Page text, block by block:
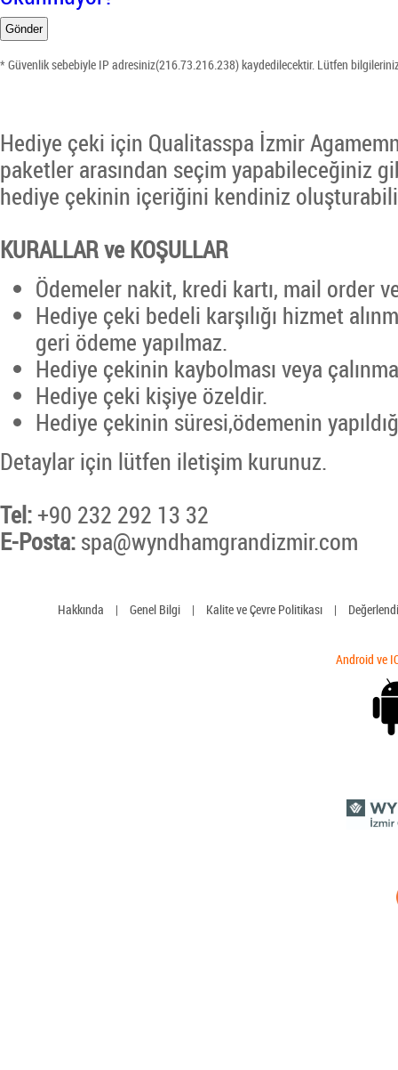
* Güvenlik sebebiyle IP adresiniz(216.73.216.238) kaydedilecektir. Lütfen
Hediye çeki için Qualitasspa İzmir
paketler arasından seçim yapabileceğiniz
hediye çekinin içeriğini kendiniz
KURALLAR ve KOŞULLAR
Ödemeler nakit, kredi kartı, mail order
Hediye çeki bedeli karşılığı hizmet
geri ödeme yapılmaz.
Hediye çekinin kaybolması veya
Hediye çeki kişiye özeldir.
Hediye çekinin süresi,ödemenin
Detaylar için lütfen iletişim kurunuz.
Tel:+90 232 292 13 32
E-Posta: spa@wyndhamgrandizmir.com
Hakkında | Genel Bilgi | Kalite ve Çevre Politikası |
Android ve